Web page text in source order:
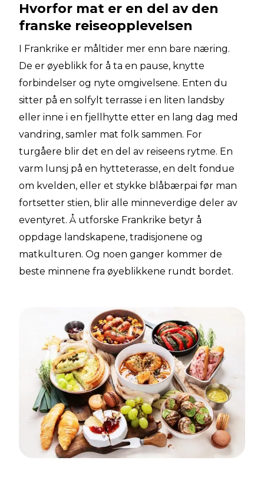
Hvorfor mat er en del av den
franske reiseopplevelsen
I Frankrike er måltider mer enn bare næring.
De er øyeblikk for å ta en pause, knytte
forbindelser og nyte omgivelsene. Enten du
sitter på en solfylt terrasse i en liten landsby
eller inne i en fjellhytte etter en lang dag med
vandring, samler mat folk sammen. For
turgåere blir det en del av reiseens rytme. En
varm lunsj på en hytteterasse, en delt fondue
om kvelden, eller et stykke blåbærpai før man
fortsetter stien, blir alle minneverdige deler av
eventyret. Å utforske Frankrike betyr å
oppdage landskapene, tradisjonene og
matkulturen. Og noen ganger kommer de
beste minnene fra øyeblikkene rundt bordet.